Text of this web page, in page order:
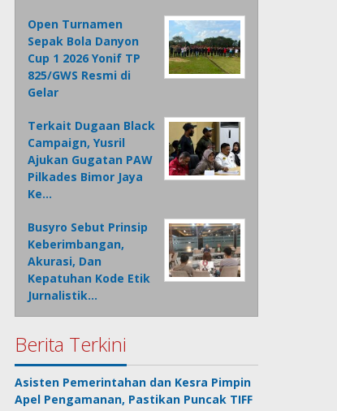
Open Turnamen
Sepak Bola Danyon
Cup 1 2026 Yonif TP
825/GWS Resmi di
Gelar
Terkait Dugaan Black
Campaign, Yusril
Ajukan Gugatan PAW
Pilkades Bimor Jaya
Ke…
Busyro Sebut Prinsip
Keberimbangan,
Akurasi, Dan
Kepatuhan Kode Etik
Jurnalistik…
Berita Terkini
Asisten Pemerintahan dan Kesra Pimpin
Apel Pengamanan, Pastikan Puncak TIFF